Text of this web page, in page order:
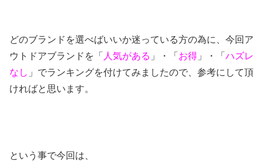
どのブランドを選べばいいか迷っている方の為に、今回ア
ウトドアブランドを「 人気がある 」・「 お得 」・「 ハズレ
なし 」でランキングを付けてみましたので、参考にして頂
ければと思います。
という事で今回は、